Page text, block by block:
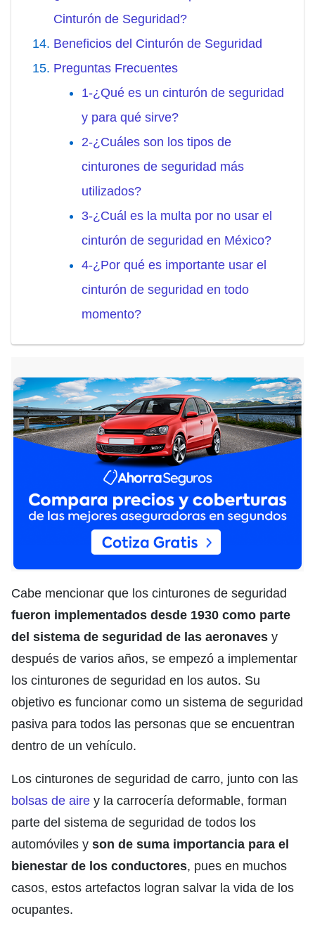
Cinturón de Seguridad?
Beneficios del Cinturón de Seguridad
Preguntas Frecuentes
1-¿Qué es un cinturón de seguridad
y para qué sirve?
2-¿Cuáles son los tipos de
cinturones de seguridad más
utilizados?
3-¿Cuál es la multa por no usar el
cinturón de seguridad en México?
4-¿Por qué es importante usar el
cinturón de seguridad en todo
momento?
Cabe mencionar que los cinturones de seguridad
fueron implementados desde 1930 como parte
del sistema de seguridad de las aeronaves y
después de varios años, se empezó a implementar
los cinturones de seguridad en los autos. Su
objetivo es funcionar como un sistema de seguridad
pasiva para todos las personas que se encuentran
dentro de un vehículo.
Los cinturones de seguridad de carro, junto con las
bolsas de aire y la carrocería deformable, forman
parte del sistema de seguridad de todos los
automóviles y son de suma importancia para el
bienestar de los conductores, pues en muchos
casos, estos artefactos logran salvar la vida de los
ocupantes.